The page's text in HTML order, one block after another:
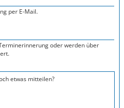
per E-Mail.
oder werden über
etwas mitteilen?